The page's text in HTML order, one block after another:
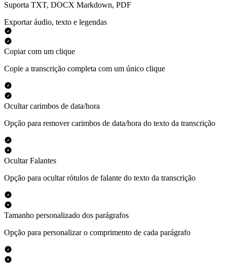
Suporta TXT, DOCX Markdown, PDF
Exportar áudio, texto e legendas
Copiar com um clique
Copie a transcrição completa com um único clique
Ocultar carimbos de data/hora
Opção para remover carimbos de data/hora do texto da transcrição
Ocultar Falantes
Opção para ocultar rótulos de falante do texto da transcrição
Tamanho personalizado dos parágrafos
Opção para personalizar o comprimento de cada parágrafo